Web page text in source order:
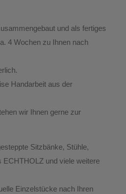
und als fertiges
4 Wochen zu Ihnen nach
Handarbeit aus der
wir Ihnen gerne zur
Sitzbänke, Stühle,
ECHTHOLZ und viele weitere
Einzelstücke nach Ihren